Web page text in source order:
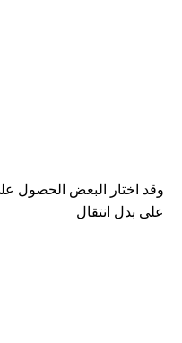
وقد اختار البعض الحصول
على بدل انتقال